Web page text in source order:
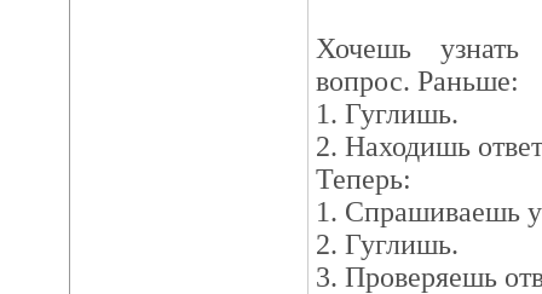
Хочешь узнать
вопрос. Раньше:
1. Гуглишь.
2. Находишь
Теперь:
1. Спрашиваешь
2. Гуглишь.
3. Проверяешь